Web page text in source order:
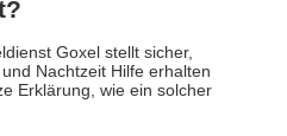
Goxel stellt sicher,
Nachtzeit Hilfe erhalten
Erklärung, wie ein solcher